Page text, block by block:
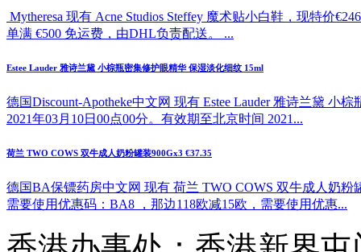
Mytheresa 现有 Acne Studios Steffey 魔术贴小白鞋，现特价
单满 €500 免运费，由DHL负责配送。 ...
Estee Lauder 雅诗兰黛 小棕瓶密集修护眼精华 保湿淡化细纹 15ml
德国Discount-Apotheke中文网 现有 Estee Lauder 雅诗兰黛 小
2021年03月10日00点00分。有效期至北京时间 2021...
荷兰 TWO COWS 双牛成人奶粉罐装900Gx3 €37.35
德国BA保镖药房中文网 现有 荷兰 TWO COWS 双牛成人奶
需要使用优惠码：BA8 ，那边118欧减15欧，需要使用优惠...